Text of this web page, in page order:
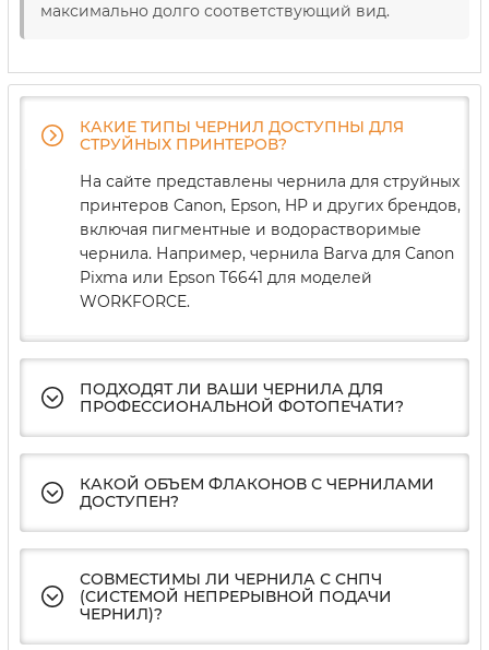
максимально долго соответствующий вид.
КАКИЕ ТИПЫ ЧЕРНИЛ ДОСТУПНЫ ДЛЯ
СТРУЙНЫХ ПРИНТЕРОВ?
На сайте представлены чернила для струйных
принтеров Canon, Epson, HP и других брендов,
включая пигментные и водорастворимые
чернила. Например, чернила Barva для Canon
Pixma или Epson T6641 для моделей
WORKFORCE.
ПОДХОДЯТ ЛИ ВАШИ ЧЕРНИЛА ДЛЯ
ПРОФЕССИОНАЛЬНОЙ ФОТОПЕЧАТИ?
КАКОЙ ОБЪЕМ ФЛАКОНОВ С ЧЕРНИЛАМИ
ДОСТУПЕН?
СОВМЕСТИМЫ ЛИ ЧЕРНИЛА С СНПЧ
(СИСТЕМОЙ НЕПРЕРЫВНОЙ ПОДАЧИ
ЧЕРНИЛ)?